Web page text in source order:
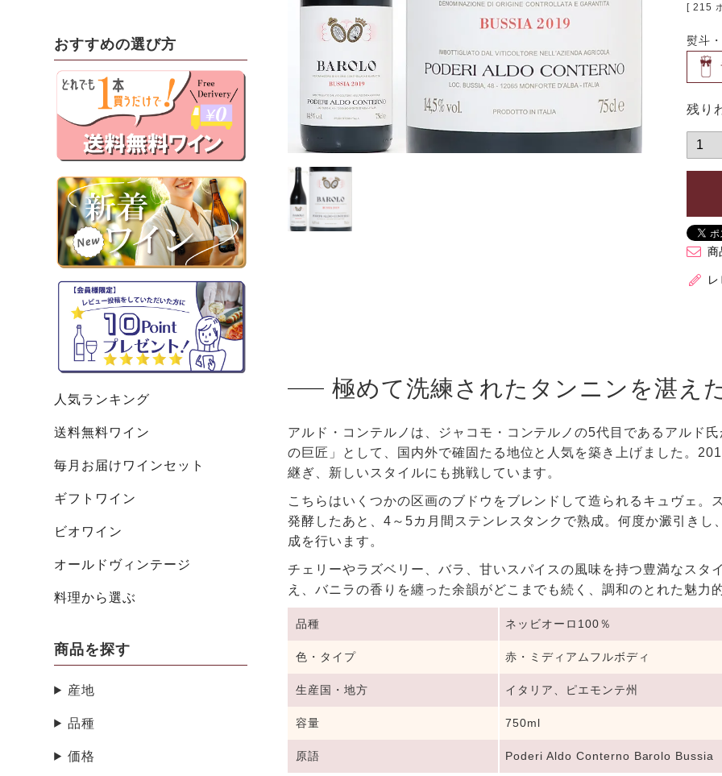
おすすめの選び方
人気ランキング
送料無料ワイン
毎月お届けワインセット
ギフトワイン
ビオワイン
オールドヴィンテージ
料理から選ぶ
商品を探す
産地
品種
価格
[ 215
熨斗
残り
商
極めて洗練されたタンニンを湛え
アルド・コンテルノは、ジャコモ・コンテルノの5代目であるアルド
の巨匠」として、国内外で確固たる地位と人気を築き上げました。
継ぎ、新しいスタイルにも挑戦しています。
こちらはいくつかの区画のブドウをブレンドして造られるキュヴェ。
発酵したあと、4～5カ月間ステンレスタンクで熟成。何度か澱引き
成を行います。
チェリーやラズベリー、バラ、甘いスパイスの風味を持つ豊満なスタイ
え、バニラの香りを纏った余韻がどこまでも続く、調和のとれた魅力
品種 ネッビオーロ100％
色・タイプ 赤・ミディアムフルボディ
生産国・地方 イタリア、ピエモンテ州
容量 750ml
原語 Poderi Aldo Conterno Barolo Bussia